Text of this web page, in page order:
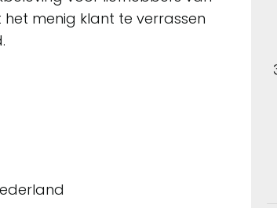
het menig klant te verrassen